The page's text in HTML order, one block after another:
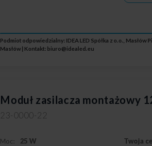
Podmiot odpowiedzialny: IDEA LED Spółka z o.o., Masłów
Masłów | Kontakt: biuro@idealed.eu
Moduł zasilacza montażowy
23-0000-22
Moc:
25 W
Twoja